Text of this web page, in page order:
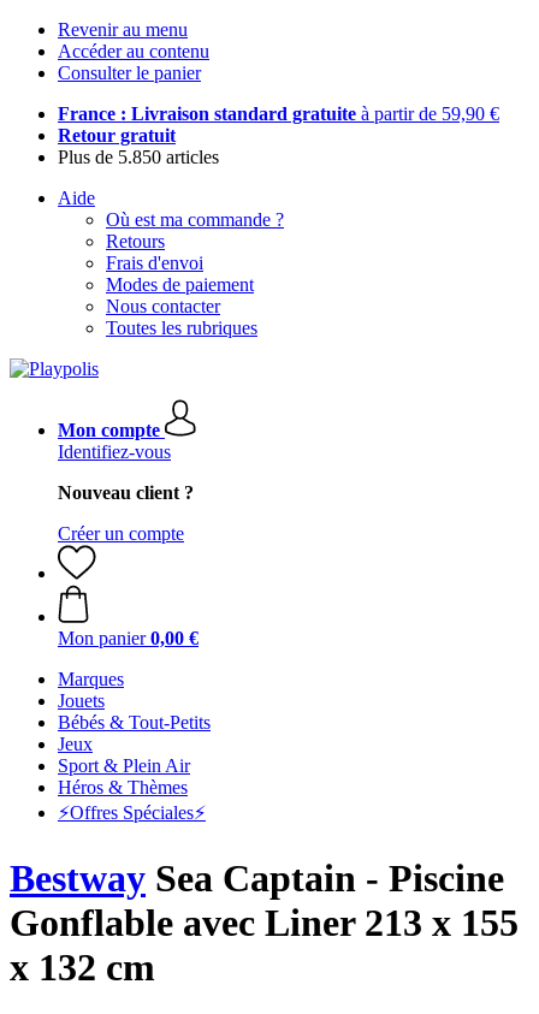
Revenir au menu
Accéder au contenu
Consulter le panier
France : Livraison standard gratuite à partir de 59,90 €
Retour gratuit
Plus de 5.850 articles
Aide
Où est ma commande ?
Retours
Frais d'envoi
Modes de paiement
Nous contacter
Toutes les rubriques
Mon compte
Identifiez-vous
Nouveau client ?
Créer un compte
Mon panier 0,00 €
Marques
Jouets
Bébés & Tout-Petits
Jeux
Sport & Plein Air
Héros & Thèmes
⚡️Offres Spéciales⚡️
Bestway Sea Captain - Piscine
Gonflable avec Liner 213 x 155
x 132 cm